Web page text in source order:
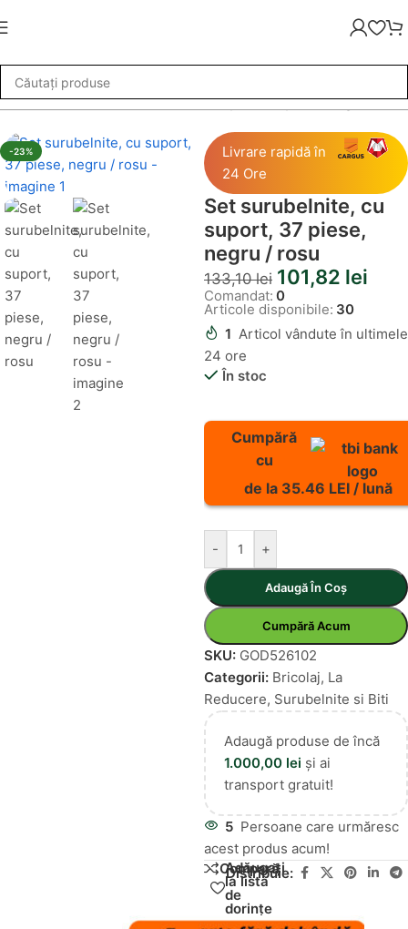
Reducere»Set surubelnite, cu suport, 37 piese, negru / rosu
-23%
Livrare rapidă în
24 Ore
Set surubelnite, cu
suport, 37 piese,
negru / rosu
133,10lei 101,82 lei
Comandat: 0
Articole disponibile: 30
1 Articol vândute în ultimele
24 ore
În stoc
Cumpără
cu
de la 35.46 LEI / lună
- +
Adaugă În Coș
Cumpără Acum
SKU: GOD526102
Categorii: Bricolaj, La
Reducere, Surubelnite si Biti
Adaugă produse de încă
1.000,00 lei și ai
transport gratuit!
5 Persoane care urmăresc
acest produs acum!
Compară
Adăugați
la lista
de
dorințe
Distribuie: